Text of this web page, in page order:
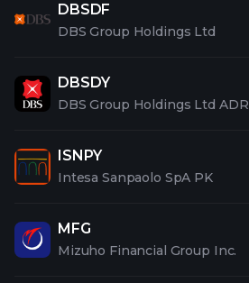
DBSDF
DBS Group Holdings Ltd
DBSDY
DBS Group Holdings Ltd ADR
ISNPY
Intesa Sanpaolo SpA PK
MFG
Mizuho Financial Group Inc.